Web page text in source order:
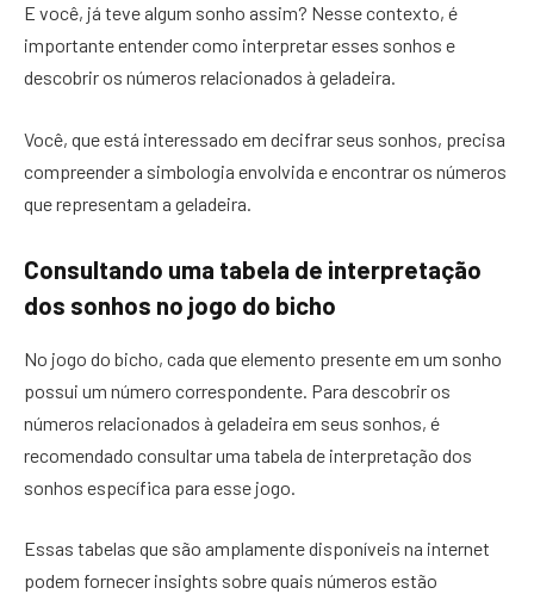
E você, já teve algum sonho assim? Nesse contexto, é
importante entender como interpretar esses sonhos e
descobrir os números relacionados à geladeira.
Você, que está interessado em decifrar seus sonhos, precisa
compreender a simbologia envolvida e encontrar os números
que representam a geladeira.
Consultando uma tabela de interpretação
dos sonhos no jogo do bicho
No jogo do bicho, cada que elemento presente em um sonho
possui um número correspondente. Para descobrir os
números relacionados à geladeira em seus sonhos, é
recomendado consultar uma tabela de interpretação dos
sonhos específica para esse jogo.
Essas tabelas que são amplamente disponíveis na internet
podem fornecer insights sobre quais números estão